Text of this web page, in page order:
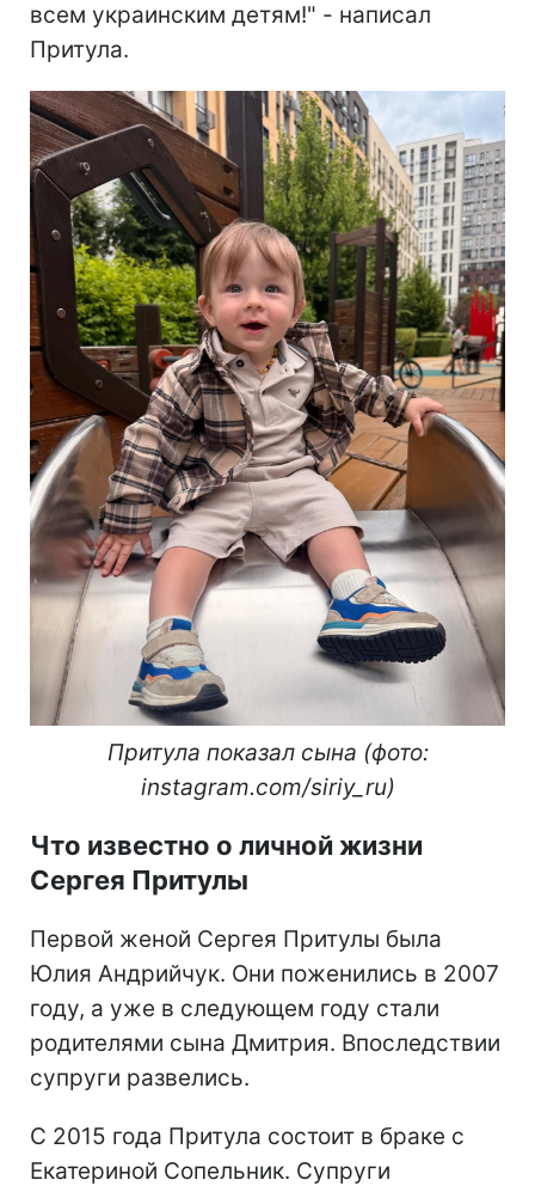
всем украинским детям!" - написал
Притула.
Притула показал сына (фото:
instagram.com/siriy_ru)
Что известно о личной жизни
Сергея Притулы
Первой женой Сергея Притулы была
Юлия Андрийчук. Они поженились в 2007
году, а уже в следующем году стали
родителями сына Дмитрия. Впоследствии
супруги развелись.
С 2015 года Притула состоит в браке с
Екатериной Сопельник. Супруги